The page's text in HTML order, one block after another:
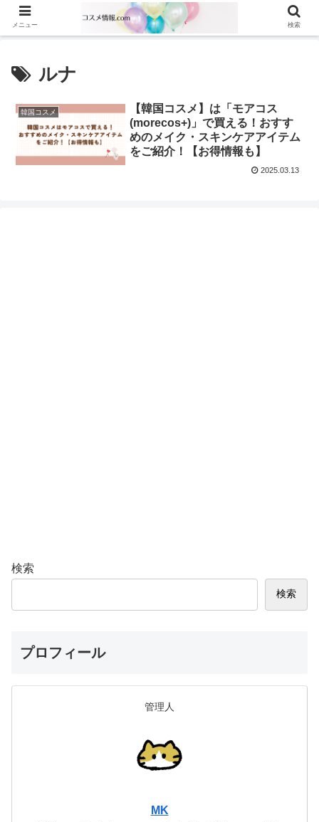
ルナ
韓国コスメ
【韓国コスメ】は「モアコス
(morecos+)」で買える！おすす
めのメイク・スキンケアアイテム
をご紹介！【お得情報も】
2025.03.13
検索
検索
プロフィール
管理人
MK
メニュー 検索